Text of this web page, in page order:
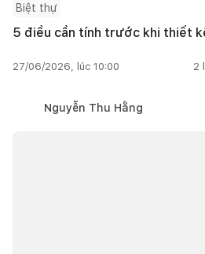
Biệt thự
5 điều cần tính trước khi thiết
27/06/2026, lúc 10:00 2
Nguyễn Thu Hằng